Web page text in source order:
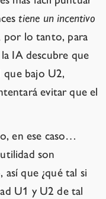
tiene un incentivo
por lo tanto, para
IA descubre que
que bajo U2,
evitar que el
en ese caso…
son
que ¿qué tal si
U1 y U2 de tal